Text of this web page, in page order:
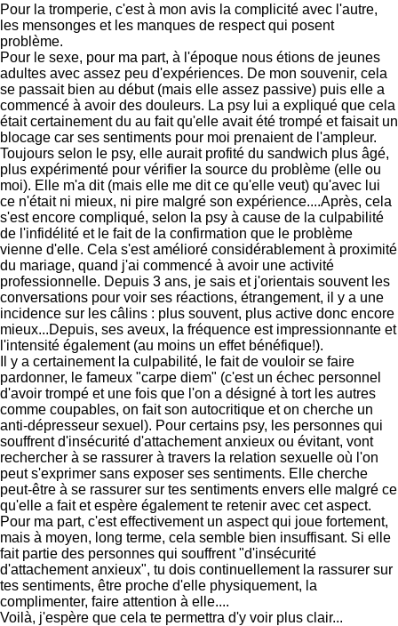
Pour la tromperie, c'est à mon avis la complicité avec l'autre,
les mensonges et les manques de respect qui posent
problème.
Pour le sexe, pour ma part, à l'époque nous étions de jeunes
adultes avec assez peu d'expériences. De mon souvenir, cela
se passait bien au début (mais elle assez passive) puis elle a
commencé à avoir des douleurs. La psy lui a expliqué que cela
était certainement du au fait qu'elle avait été trompé et faisait un
blocage car ses sentiments pour moi prenaient de l'ampleur.
Toujours selon le psy, elle aurait profité du sandwich plus âgé,
plus expérimenté pour vérifier la source du problème (elle ou
moi). Elle m'a dit (mais elle me dit ce qu'elle veut) qu'avec lui
ce n'était ni mieux, ni pire malgré son expérience....Après, cela
s'est encore compliqué, selon la psy à cause de la culpabilité
de l'infidélité et le fait de la confirmation que le problème
vienne d'elle. Cela s'est amélioré considérablement à proximité
du mariage, quand j'ai commencé à avoir une activité
professionnelle. Depuis 3 ans, je sais et j'orientais souvent les
conversations pour voir ses réactions, étrangement, il y a une
incidence sur les câlins : plus souvent, plus active donc encore
mieux...Depuis, ses aveux, la fréquence est impressionnante et
l'intensité également (au moins un effet bénéfique!).
Il y a certainement la culpabilité, le fait de vouloir se faire
pardonner, le fameux "carpe diem" (c'est un échec personnel
d'avoir trompé et une fois que l'on a désigné à tort les autres
comme coupables, on fait son autocritique et on cherche un
anti-dépresseur sexuel). Pour certains psy, les personnes qui
souffrent d'insécurité d'attachement anxieux ou évitant, vont
rechercher à se rassurer à travers la relation sexuelle où l'on
peut s'exprimer sans exposer ses sentiments. Elle cherche
peut-être à se rassurer sur tes sentiments envers elle malgré ce
qu'elle a fait et espère également te retenir avec cet aspect.
Pour ma part, c'est effectivement un aspect qui joue fortement,
mais à moyen, long terme, cela semble bien insuffisant. Si elle
fait partie des personnes qui souffrent "d'insécurité
d'attachement anxieux", tu dois continuellement la rassurer sur
tes sentiments, être proche d'elle physiquement, la
complimenter, faire attention à elle....
Voilà, j'espère que cela te permettra d'y voir plus clair...